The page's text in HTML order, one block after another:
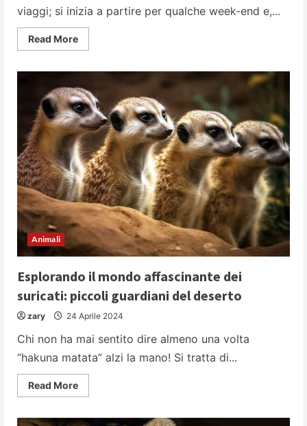
viaggi; si inizia a partire per qualche week-end e,...
Read MoreRead
more
con
il
gatto:
come
prepararsi
al
meglio
per
il
grande
giorno
Animali
Esplorando il mondo affascinante dei
suricati: piccoli guardiani del deserto
zary 24 Aprile 2024
Chi non ha mai sentito dire almeno una volta
“hakuna matata” alzi la mano! Si tratta di...
Read MoreRead
more
il